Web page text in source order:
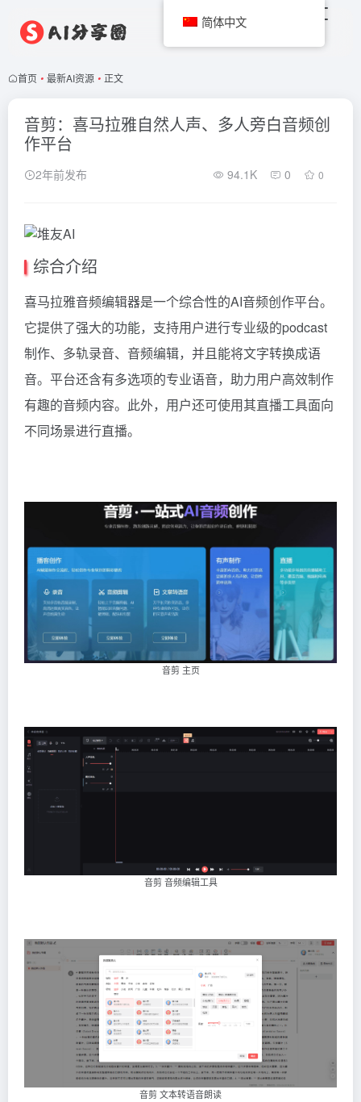
首页 • 最新AI资源 • 正文
音剪：喜马拉雅自然人声、多人旁白音频创
作平台
2年前发布 94.1K 0 0
综合介绍
喜马拉雅音频编辑器是一个综合性的AI音频创作平台。
它提供了强大的功能，支持用户进行专业级的podcast
制作、多轨录音、音频编辑，并且能将文字转换成语
音。平台还含有多选项的专业语音，助力用户高效制作
有趣的音频内容。此外，用户还可使用其直播工具面向
不同场景进行直播。
音剪 主页
音剪 音频编辑工具
音剪 文本转语音朗读
简体中文